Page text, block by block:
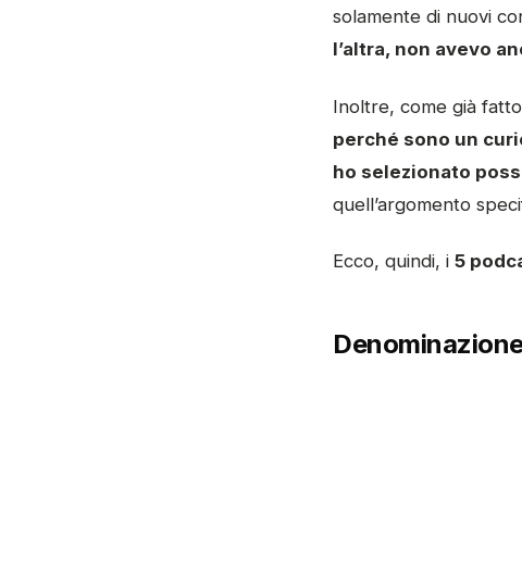
solamente di nuovi
l’altra, non avevo
Inoltre, come già
perché sono un
ho selezionato
quell’argomento
Ecco, quindi, i 5